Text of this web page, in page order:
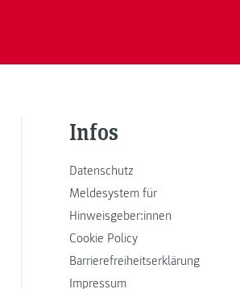
Infos
Datenschutz
Meldesystem für
Hinweisgeber:innen
Cookie Policy
Barrierefreiheitserklärung
Impressum